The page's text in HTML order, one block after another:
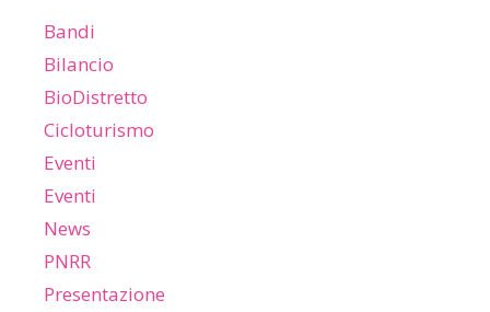
Bandi
Bilancio
BioDistretto
Cicloturismo
Eventi
Eventi
News
PNRR
Presentazione